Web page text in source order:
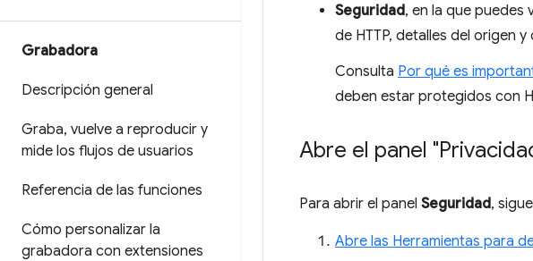
Grabadora
Descripción general
Graba, vuelve a reproducir y
mide los flujos de usuarios
Referencia de las funciones
Cómo personalizar la
grabadora con extensiones
Seguridad, en la que puedes
de HTTP, detalles del origen
Consulta Por qué es
deben estar protegidos con
Abre el panel
Para abrir el panel Seguridad,
Abre las Herramientas para